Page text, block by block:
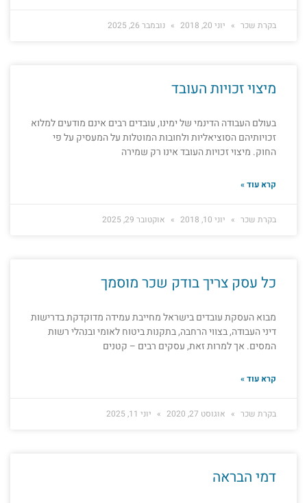
בקרת שכר יוני 20, 2018 נובמבר 26, 2025
מיצוי זכויות העובד
בעולם העבודה הדינמי של ימינו, עובדים רבים אינם מודעים למלוא
זכויותיהם הסוציאליות ולחובות המוטלות על המעסיק על פי
החוק. מיצוי זכויות העובד אינו רק שמירה
קרא עוד »
בקרת שכר יוני 10, 2018 אוקטובר 29, 2025
כל עסק צריך בודק שכר מוסמך
מבוא העסקת עובדים בישראל מחייבת עמידה מדוקדקת בדרישות
דיני העבודה, בצווי הרחבה, בתקנות ביטוח לאומי ובנהלי רשות
המסים. אך למרות זאת, עסקים רבים – קטנים
קרא עוד »
בקרת שכר אוגוסט 27, 2020 יוני 11, 2025
דמי הבראה